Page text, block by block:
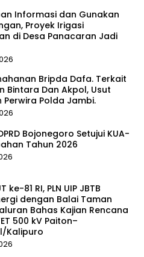
Informasi dan Gunakan
Proyek Irigasi
di Desa Panacaran Jadi
Bripda Dafa. Terkait
Bintara Dan Akpol, Usut
Perwira Polda Jambi.
Bojonegoro Setujui KUA-
Tahun 2026
ke-81 RI, PLN UIP JBTB
dengan Balai Taman
Bahas Kajian Rencana
500 kV Paiton–
Kalipuro